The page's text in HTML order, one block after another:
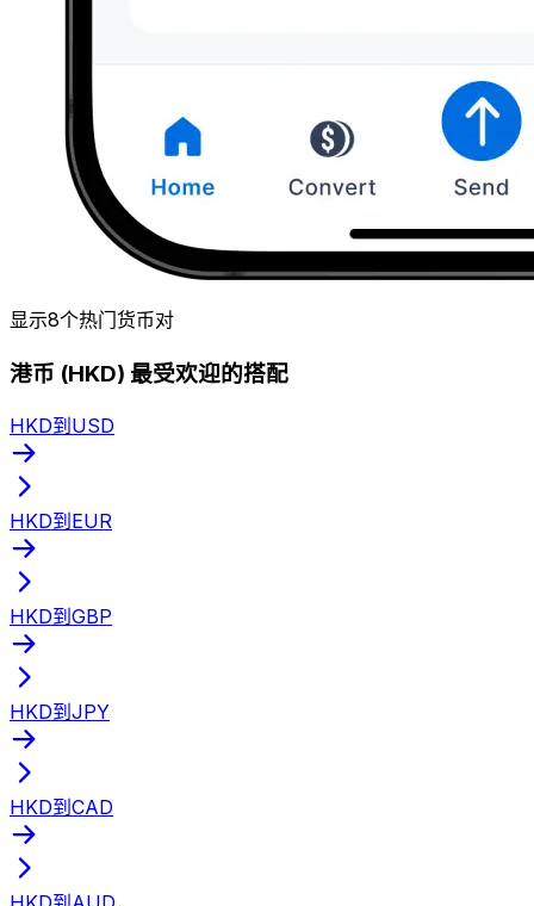
显示8个热门货币对
港币 (HKD) 最受欢迎的搭配
HKD到USD
HKD到EUR
HKD到GBP
HKD到JPY
HKD到CAD